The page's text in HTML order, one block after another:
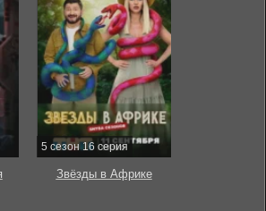
5 сезон 16 серия
Звёзды в Африке